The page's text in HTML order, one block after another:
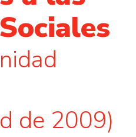
de 2009)